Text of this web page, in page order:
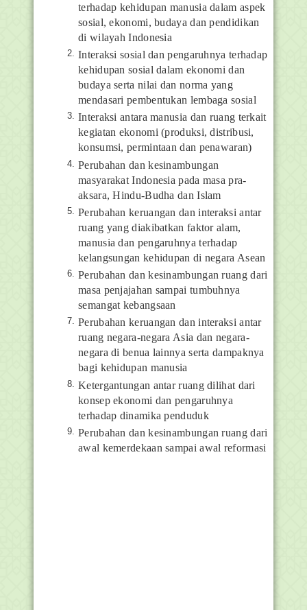
terhadap kehidupan manusia dalam aspek
sosial, ekonomi, budaya dan pendidikan
di wilayah Indonesia
Interaksi sosial dan pengaruhnya terhadap
kehidupan sosial dalam ekonomi dan
budaya serta nilai dan norma yang
mendasari pembentukan lembaga sosial
Interaksi antara manusia dan ruang terkait
kegiatan ekonomi (produksi, distribusi,
konsumsi, permintaan dan penawaran)
Perubahan dan kesinambungan
masyarakat Indonesia pada masa pra-
aksara, Hindu-Budha dan Islam
Perubahan keruangan dan interaksi antar
ruang yang diakibatkan faktor alam,
manusia dan pengaruhnya terhadap
kelangsungan kehidupan di negara Asean
Perubahan dan kesinambungan ruang dari
masa penjajahan sampai tumbuhnya
semangat kebangsaan
Perubahan keruangan dan interaksi antar
ruang negara-negara Asia dan negara-
negara di benua lainnya serta dampaknya
bagi kehidupan manusia
Ketergantungan antar ruang dilihat dari
konsep ekonomi dan pengaruhnya
terhadap dinamika penduduk
Perubahan dan kesinambungan ruang dari
awal kemerdekaan sampai awal reformasi